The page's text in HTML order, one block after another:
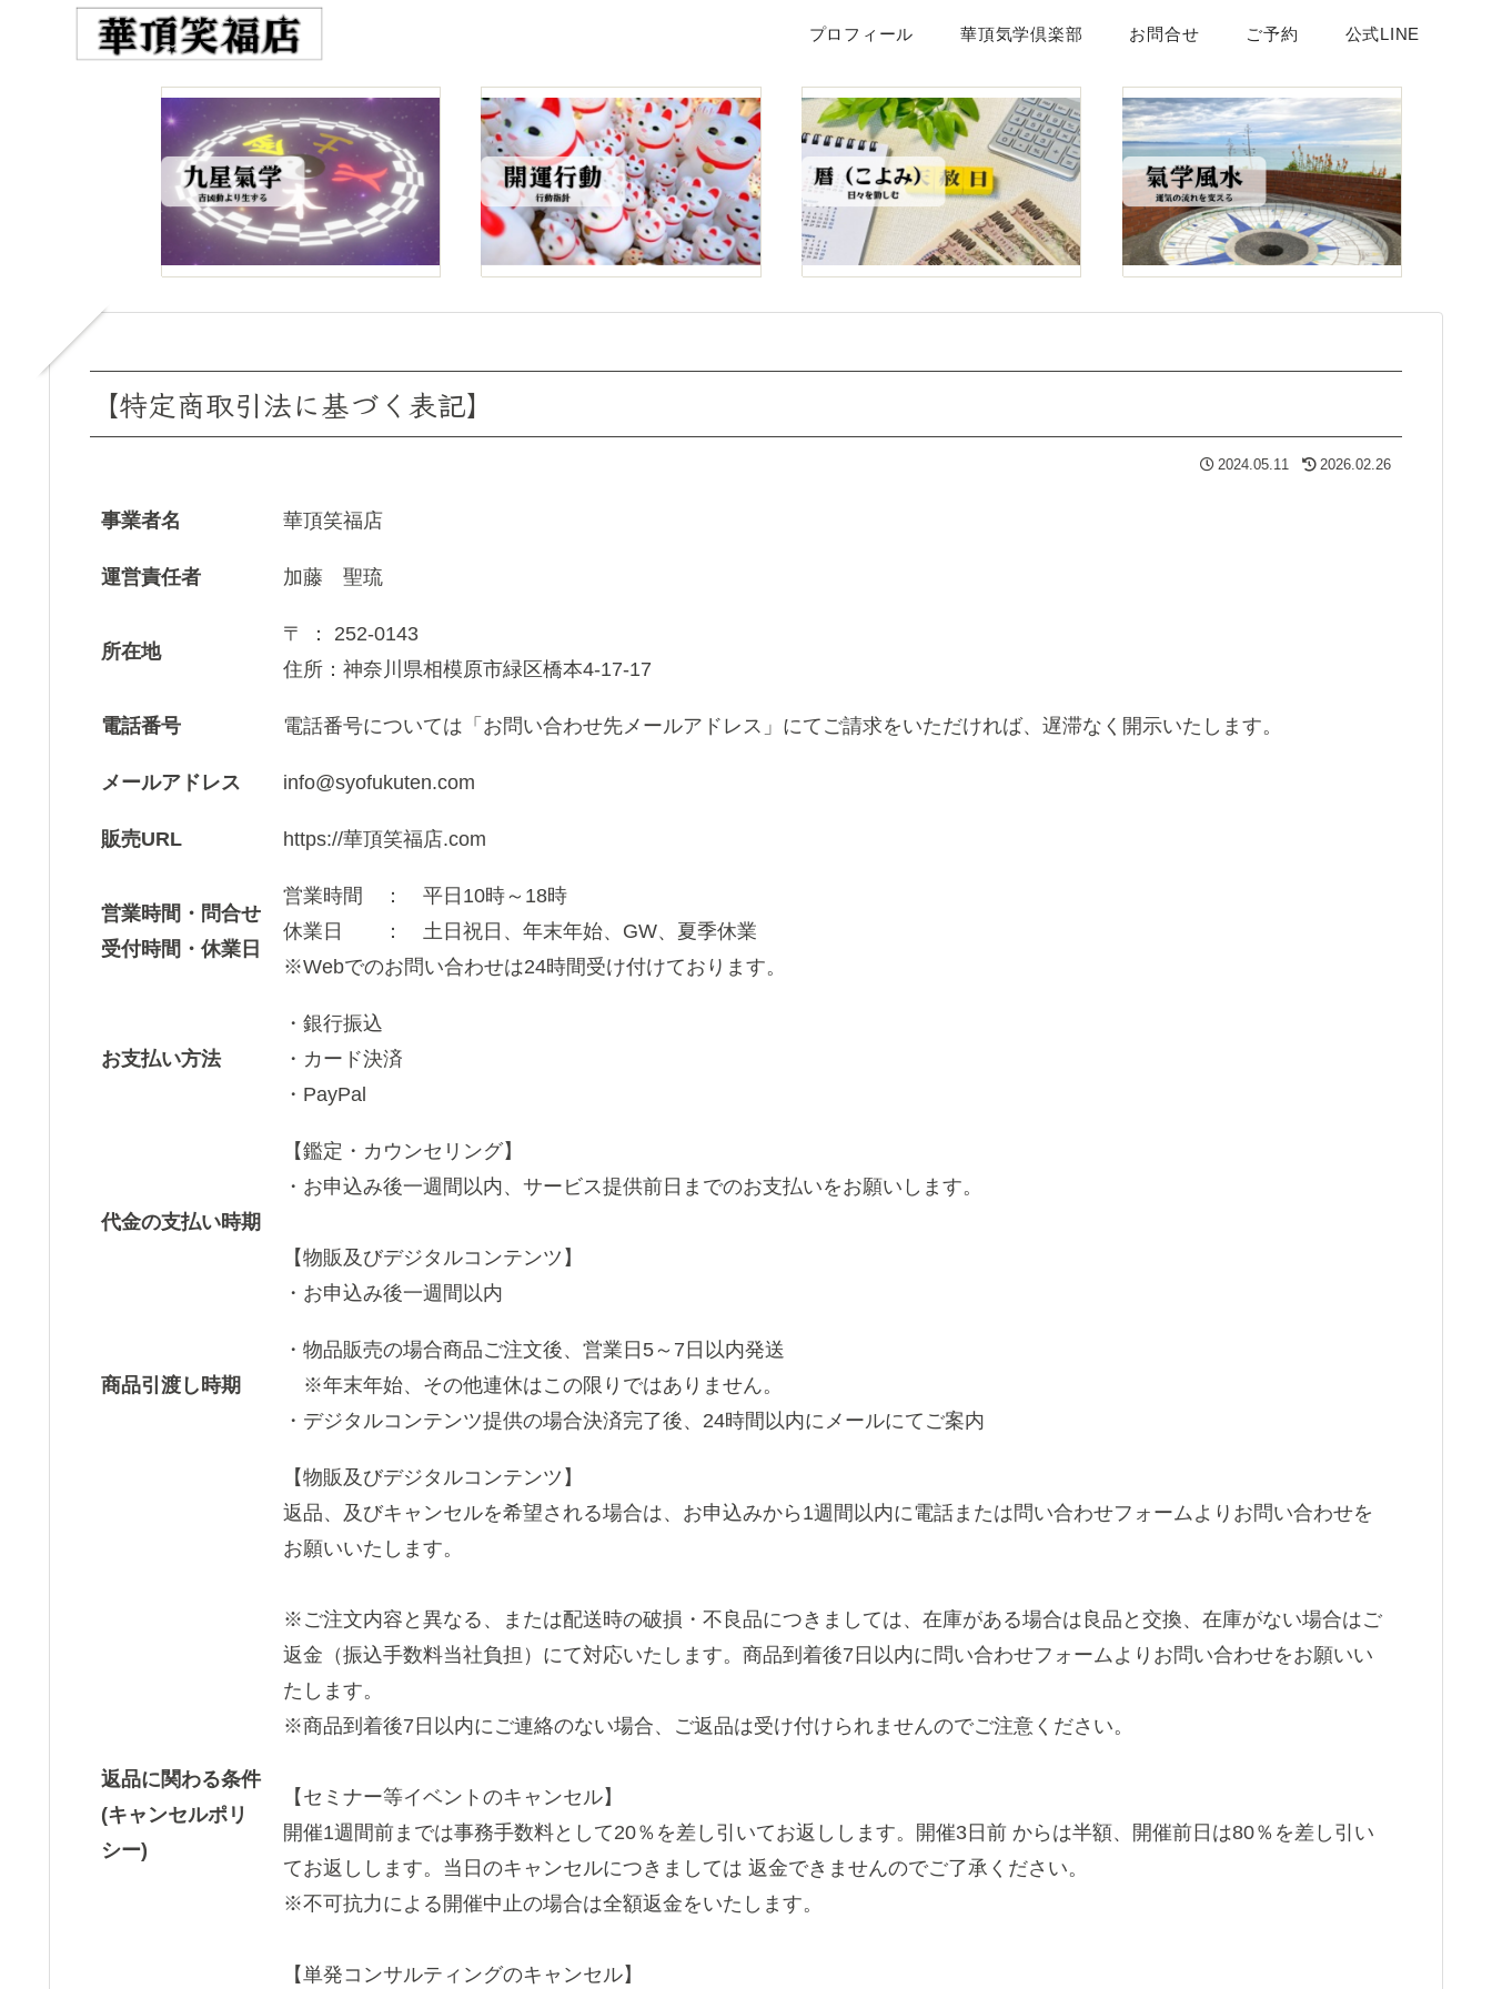
プロフィール 華頂気学倶楽部 お問合せ ご予約 公式LINE
【特定商取引法に基づく表記】
2024.05.11 2026.02.26
事業者名 華頂笑福店
運営責任者 加藤 聖琉
所在地
〒 ： 252-0143
住所：神奈川県相模原市緑区橋本4-17-17
電話番号 電話番号については「お問い合わせ先メールアドレス」にてご請求をいただければ、遅滞なく開示いたします。
メールアドレス info@syofukuten.com
販売URL https://華頂笑福店.com
営業時間・問合せ
受付時間・休業日
営業時間 ： 平日10時～18時
休業日 ： 土日祝日、年末年始、GW、夏季休業
※Webでのお問い合わせは24時間受け付けております。
お支払い方法
・銀行振込
・カード決済
・PayPal
代金の支払い時期
【鑑定・カウンセリング】
・お申込み後一週間以内、サービス提供前日までのお支払いをお願いします。
【物販及びデジタルコンテンツ】
・お申込み後一週間以内
商品引渡し時期
・物品販売の場合商品ご注文後、営業日5～7日以内発送
※年末年始、その他連休はこの限りではありません。
・デジタルコンテンツ提供の場合決済完了後、24時間以内にメールにてご案内
返品に関わる条件
(キャンセルポリ
シー)
【物販及びデジタルコンテンツ】
返品、及びキャンセルを希望される場合は、お申込みから1週間以内に電話または問い合わせフォームよりお問い合わせを
お願いいたします。
※ご注文内容と異なる、または配送時の破損・不良品につきましては、在庫がある場合は良品と交換、在庫がない場合はご
返金（振込手数料当社負担）にて対応いたします。商品到着後7日以内に問い合わせフォームよりお問い合わせをお願いい
たします。
※商品到着後7日以内にご連絡のない場合、ご返品は受け付けられませんのでご注意ください。
【セミナー等イベントのキャンセル】
開催1週間前までは事務手数料として20％を差し引いてお返しします。開催3日前 からは半額、開催前日は80％を差し引い
てお返しします。当日のキャンセルにつきましては 返金できませんのでご了承ください。
※不可抗力による開催中止の場合は全額返金をいたします。
【単発コンサルティングのキャンセル】